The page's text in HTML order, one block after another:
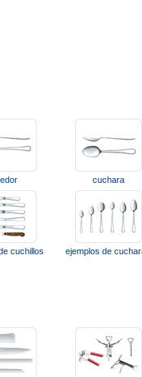
cuchara
cuchillos ejemplos de